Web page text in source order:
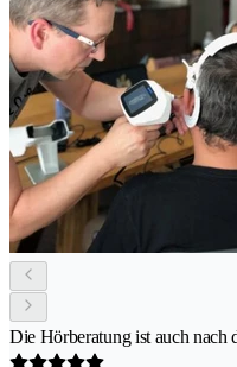
Die Hörberatung ist auch nach